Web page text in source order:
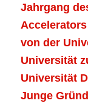
Jahrgang
von der
Universität
Universität
Junge